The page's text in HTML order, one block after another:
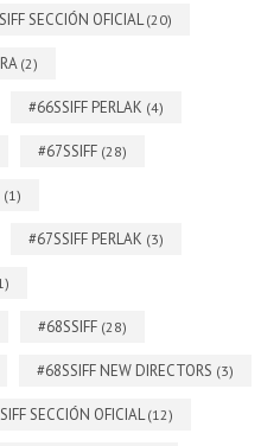
SECCIÓN OFICIAL(20)
(2)
#66SSIFF PERLAK (4)
#67SSIFF (28)
(1)
#67SSIFF PERLAK (3)
#68SSIFF (28)
#68SSIFF NEW DIRECTORS (3)
SECCIÓN OFICIAL(12)